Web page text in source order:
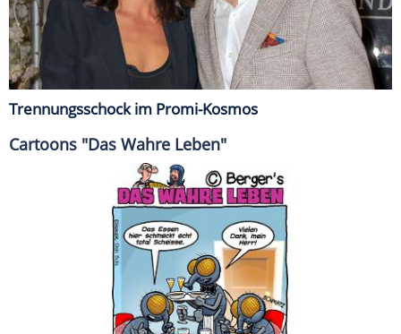
Trennungsschock im Promi-Kosmos
Cartoons "Das Wahre Leben"